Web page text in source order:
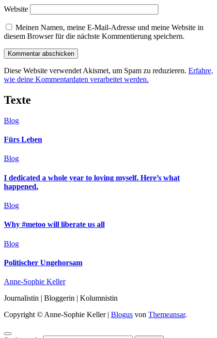
Website
Meinen Namen, meine E-Mail-Adresse und meine Website in
diesem Browser für die nächste Kommentierung speichern.
Diese Website verwendet Akismet, um Spam zu reduzieren. Erfahre,
wie deine Kommentardaten verarbeitet werden.
Texte
Blog
Fürs Leben
Blog
I dedicated a whole year to loving myself. Here’s what
happened.
Blog
Why #metoo will liberate us all
Blog
Politischer Ungehorsam
Anne-Sophie Keller
Journalistin | Bloggerin | Kolumnistin
Copyright © Anne-Sophie Keller | Blogus von Themeansar.